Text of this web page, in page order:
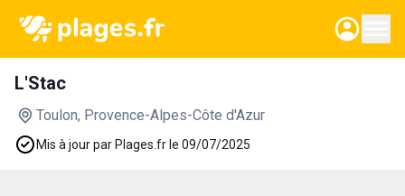
L'Stac
Toulon, Provence-Alpes-Côte d'Azur
Mis à jour par Plages.fr le 09/07/2025